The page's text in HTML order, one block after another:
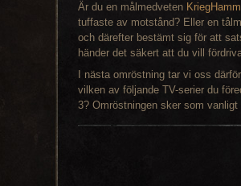
Är du en målmedveten
tuffaste av motstånd? Eller en
och därefter bestämt sig för att
händer det säkert att du vill
I nästa omröstning tar vi oss
vilken av följande TV-serier du
3? Omröstningen sker som